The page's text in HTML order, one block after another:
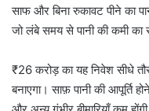
साफ और बिना रुकावट पीने का
जो लंबे समय से पानी की कमी का
₹26 करोड़ का यह निवेश सीधे
बनाएगा। साफ़ पानी की आपूर्ति